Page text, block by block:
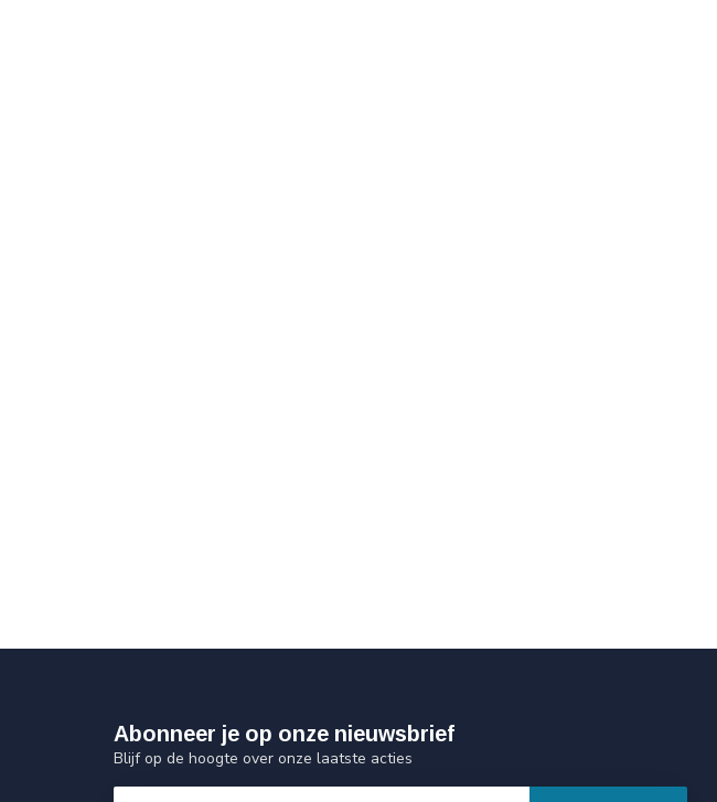
Abonneer je op onze nieuwsbrief
Blijf op de hoogte over onze laatste acties